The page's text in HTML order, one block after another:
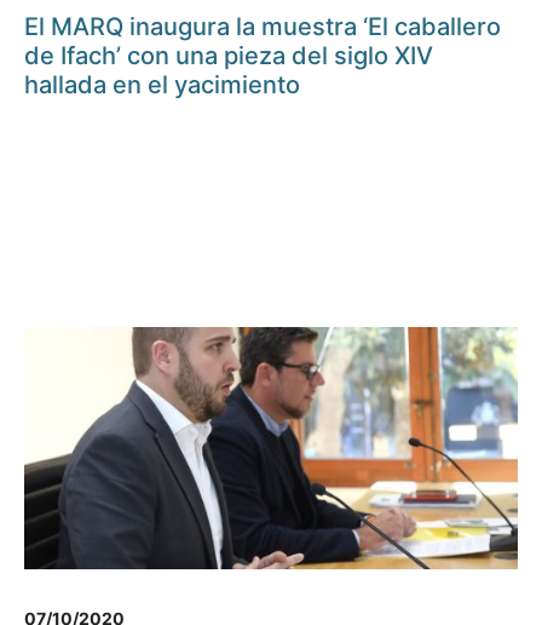
El MARQ inaugura la muestra ‘El caballero
de Ifach’ con una pieza del siglo XIV
hallada en el yacimiento
07/10/2020